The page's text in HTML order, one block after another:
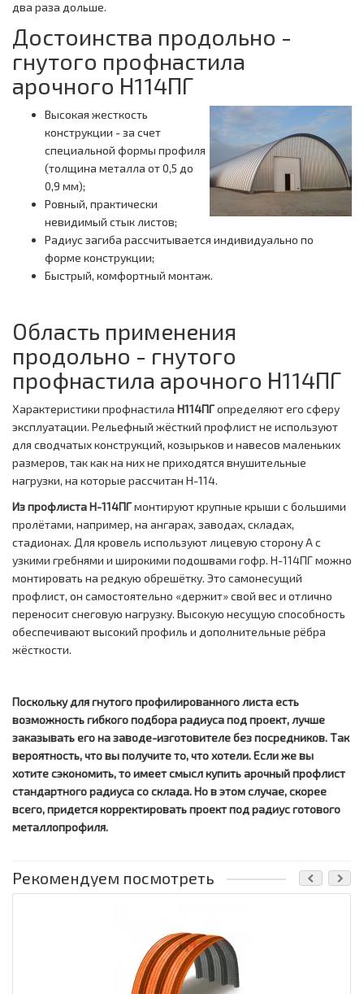
два раза дольше.
Достоинства продольно -
гнутого профнастила
арочного Н114ПГ
Высокая жесткость
конструкции - за счет
специальной формы профиля
(толщина металла от 0,5 до
0,9 мм);
Ровный, практически
невидимый стык листов;
Радиус загиба рассчитывается индивидуально по
форме конструкции;
Быстрый, комфортный монтаж.
Область применения
продольно - гнутого
профнастила арочного Н114ПГ
Характеристики профнастила Н114ПГопределяют его сферу
эксплуатации. Рельефный жёсткий профлист не используют
для сводчатых конструкций, козырьков и навесов маленьких
размеров, так как на них не приходятся внушительные
нагрузки, на которые рассчитан Н-114.
Из профлиста Н-114ПГмонтируют крупные крыши с большими
пролётами, например, на ангарах, заводах, складах,
стадионах. Для кровель используют лицевую сторону А с
узкими гребнями и широкими подошвами гофр. Н-114ПГ можно
монтировать на редкую обрешётку. Это самонесущий
профлист, он самостоятельно «держит» свой вес и отлично
переносит снеговую нагрузку. Высокую несущую способность
обеспечивают высокий профиль и дополнительные рёбра
жёсткости.
Поскольку для гнутого профилированного листа есть
возможность гибкого подбора радиуса под проект, лучше
заказывать его на заводе-изготовителе без посредников. Так
вероятность, что вы получите то, что хотели. Если же вы
хотите сэкономить, то имеет смысл купить арочный профлист
стандартного радиуса со склада. Но в этом случае, скорее
всего, придется корректировать проект под радиус готового
металлопрофиля.
Рекомендуем посмотреть